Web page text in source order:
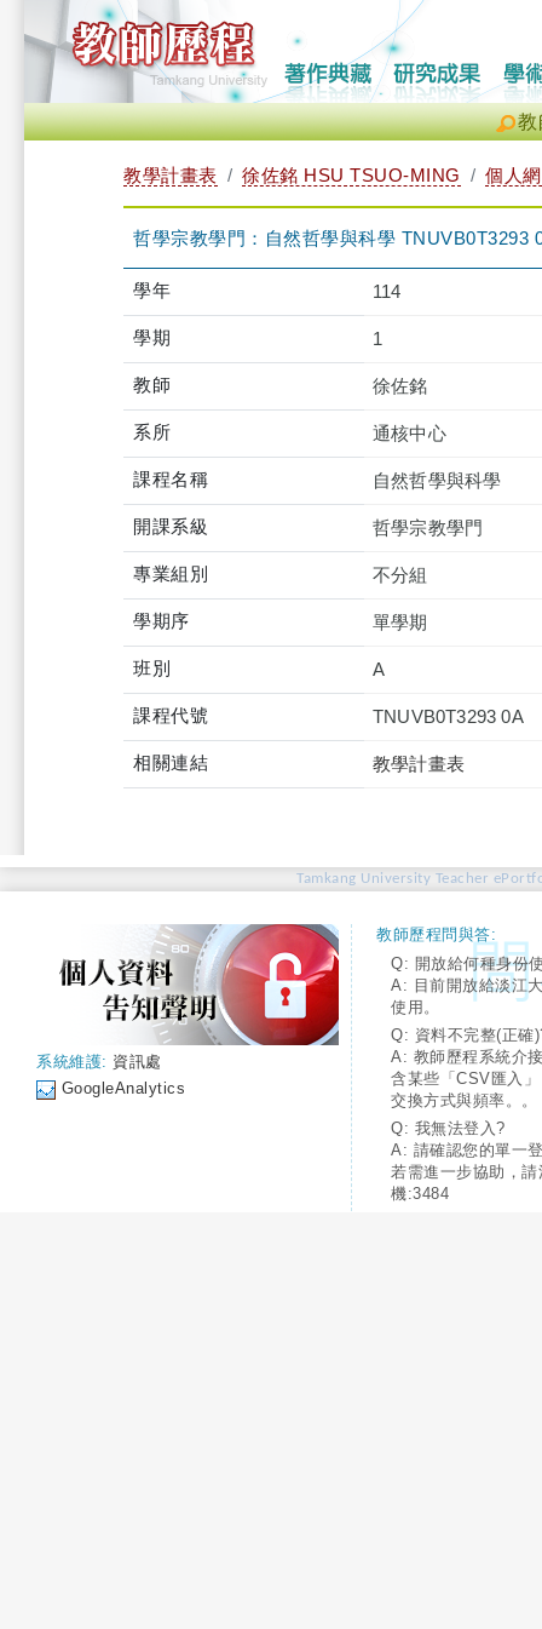
教
教學計畫表 徐佐銘 HSU TSUO-MING 個人
哲學宗教學門：自然哲學與科學 TNUVB0T3293
學年 114
學期 1
教師 徐佐銘
系所 通核中心
課程名稱 自然哲學與科學
開課系級 哲學宗教學門
專業組別 不分組
學期序 單學期
班別 A
課程代號 TNUVB0T3293 0A
相關連結 教學計畫表
Tamkang University Teacher
系統維護: 資訊處
GoogleAnalytics
教師歷程問與答:
Q: 開放給何種身份
A: 目前開放給淡江
使用。
Q: 資料不完整(正確
A: 教師歷程系統介
含某些「CSV匯入
交換方式與頻率。。
Q: 我無法登入?
A: 請確認您的單一
若需進一步協助，
機:3484